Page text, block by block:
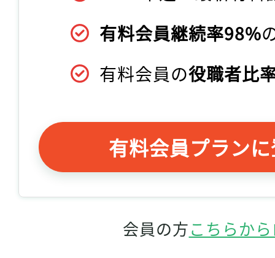
有料会員継続率98%
有料会員の役職者比
有料会員プラン
会員の方こちらか